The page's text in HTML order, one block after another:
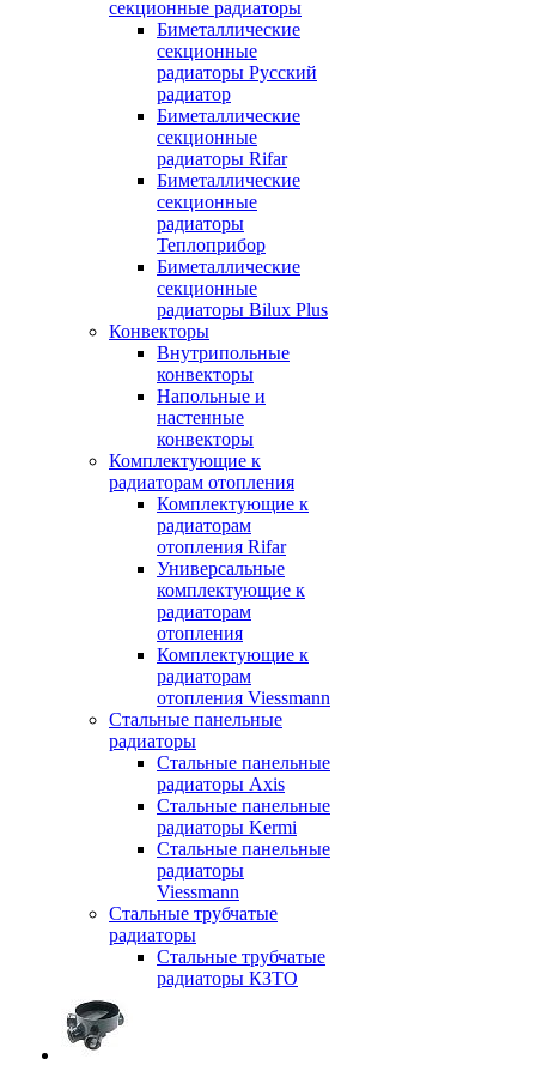
секционные радиаторы
Биметаллические
секционные
радиаторы Русский
радиатор
Биметаллические
секционные
радиаторы Rifar
Биметаллические
секционные
радиаторы
Теплоприбор
Биметаллические
секционные
радиаторы Bilux Plus
Конвекторы
Внутрипольные
конвекторы
Напольные и
настенные
конвекторы
Комплектующие к
радиаторам отопления
Комплектующие к
радиаторам
отопления Rifar
Универсальные
комплектующие к
радиаторам
отопления
Комплектующие к
радиаторам
отопления Viessmann
Стальные панельные
радиаторы
Стальные панельные
радиаторы Axis
Стальные панельные
радиаторы Kermi
Стальные панельные
радиаторы
Viessmann
Стальные трубчатые
радиаторы
Стальные трубчатые
радиаторы КЗТО